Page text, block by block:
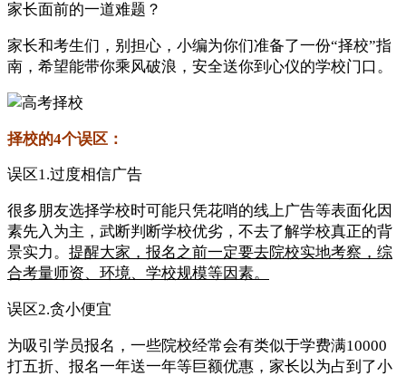
家长面前的一道难题？
家长和考生们，别担心，小编为你们准备了一份“择校”指
南，希望能带你乘风破浪，安全送你到心仪的学校门口。
择校的4个误区：
误区1.过度相信广告
很多朋友选择学校时可能只凭花哨的线上广告等表面化因
素先入为主，武断判断学校优劣，不去了解学校真正的背
景实力。 提醒大家，报名之前一定要去院校实地考察，综
合考量师资、环境、学校规模等因素。
误区2.贪小便宜
为吸引学员报名，一些院校经常会有类似于学费满10000
打五折、报名一年送一年等巨额优惠，家长以为占到了小